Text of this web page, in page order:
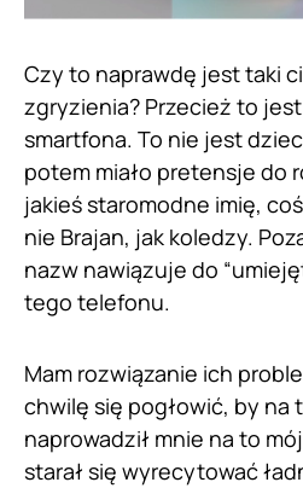
Czy to naprawdę jest taki
zgryzienia? Przecież to
smartfona. To nie jest
potem miało pretensje do
jakieś staromodne imię,
nie Brajan, jak koledzy.
nazw nawiązuje do
tego telefonu.
Mam rozwiązanie ich
chwilę się pogłowić, by na
naprowadził mnie na to
starał się wyrecytować